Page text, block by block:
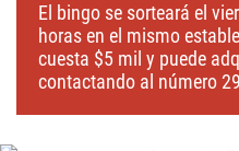
El bingo se sorteará el
horas en el mismo
cuesta $5 mil y puede
contactando al número